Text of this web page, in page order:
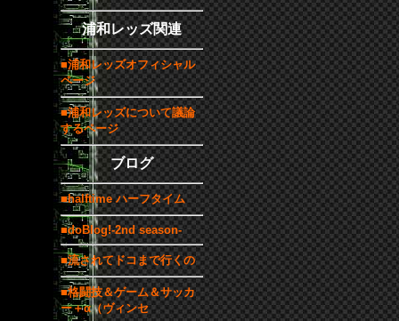
浦和レッズ関連
■浦和レッズオフィシャル
ページ
■浦和レッズについて議論
するページ
ブログ
■halftime ハーフタイム
■doBlog!-2nd season-
■流されてドコまで行くの
■格闘技＆ゲーム＆サッカ
ー＋α（ヴィンセ